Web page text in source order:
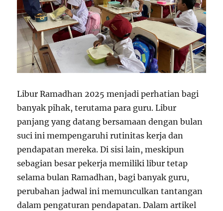
Libur Ramadhan 2025 menjadi perhatian bagi
banyak pihak, terutama para guru. Libur
panjang yang datang bersamaan dengan bulan
suci ini mempengaruhi rutinitas kerja dan
pendapatan mereka. Di sisi lain, meskipun
sebagian besar pekerja memiliki libur tetap
selama bulan Ramadhan, bagi banyak guru,
perubahan jadwal ini memunculkan tantangan
dalam pengaturan pendapatan. Dalam artikel